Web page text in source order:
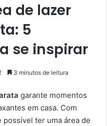
de lazer
5
se inspirar
3 minutos de leitura
garante momentos
em casa. Com
possível ter uma área de